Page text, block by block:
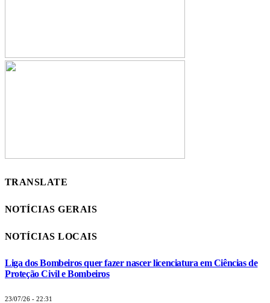
TRANSLATE
NOTÍCIAS GERAIS
NOTÍCIAS LOCAIS
Liga dos Bombeiros quer fazer nascer licenciatura em Ciências de
Proteção Civil e Bombeiros
23/07/26 - 22:31